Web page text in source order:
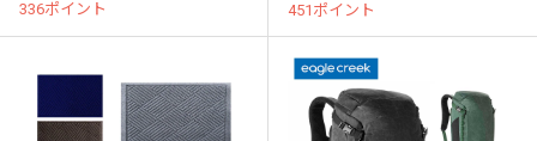
336ポイント 451ポイント